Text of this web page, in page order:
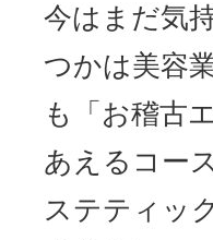
今はまだ気
つかは美容
も「お稽古
あえるコー
ステティッ